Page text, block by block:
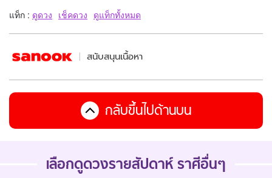
แท็ก : ดูดวง เช็คดวง ดูแท็กทั้งหมด
สนับสนุนเนื้อหา
กลับขึ้นไปด้านบน
เลือกดูดวงรายสัปดาห์ ราศีอื่นๆ